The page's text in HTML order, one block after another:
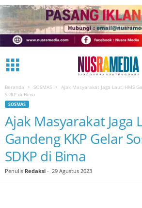
Beranda SOSMAS
Ajak Masyarakat Jaga Laut, HMS
SDKP di Bima
SOSMAS
Ajak Masyarakat Jaga
Gandeng KKP Gelar
SDKP di Bima
Penulis Redaksi - 29 Agustus 2023